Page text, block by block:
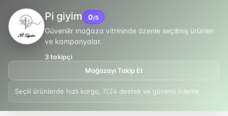
Pi giyim 0/5
Güvenilir mağaza vitrininde özenle seçilmiş ürünler
ve kampanyalar.
3takipçi
Mağazayı Takip Et
Seçili ürünlerde hızlı kargo, 7/24 destek ve güvenli ödeme.